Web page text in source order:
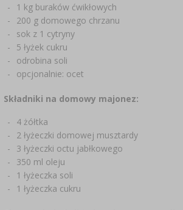
SUBSTANCJE ŻELUJĄCE DŻEMY
ZESTAWY SERWOWARSKIE
DEKORACJE CUKIERNICZE I
GARNKI I FORMY RZYMSKIE
MASZYNKI DO MIELENIA
PAKOWANIE PRÓŻNIOWE
APLIKATORY, ZACISKARKI
NICI, SZNURKI, SIATKI
DROŻDŻE WINIARSKIE
ŚRODKI DODATKOWE
PRASY
ROZDRABNIARKI
FILTROWANIE
DODATKI AROMATYZUJĄCE I
LITERATURA
WĘDZENIE I GRILLOWANIE
KULTURY BAKTERII
JOGURTOWNICE
PRZYPRAWY
RURKI FERMENTACYJNE
AKCESORIA PIWOWARSKIE
KAPSLOWNICE
BUTELKI
BADANIA PIWA
BECZKI I WORKI
KAMIONKA
SOKOWNIKI
SZYBKOWARY
SUSZARKI DO ŻYWNOŚCI
ZACISKARKI
GĄSIORY
BUTELKI
ZAKRĘTKI
BECZKI I KARAFKI
VYPITO
DOMKI I KARMNIKI
WĘDZARNIE I HAKI
GRILLOWANIE
PALENISKA
PAKOWANIE PRÓŻNIOWE
1 kg buraków ćwikłowych
200 g domowego chrzanu
sok z 1 cytryny
5 łyżek cukru
odrobina soli
opcjonalnie: ocet
Składniki na domowy majonez:
4 żółtka
2 łyżeczki domowej musztardy
3 łyżeczki octu jabłkowego
350 ml oleju
1 łyżeczka soli
1 łyżeczka cukru